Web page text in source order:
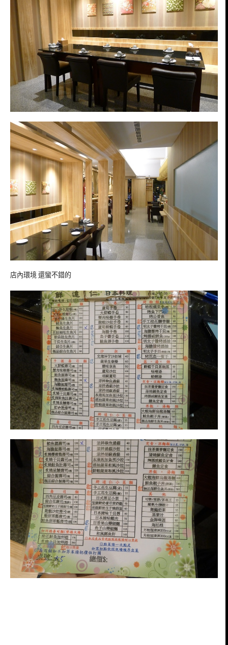
店內環境 還蠻不錯的